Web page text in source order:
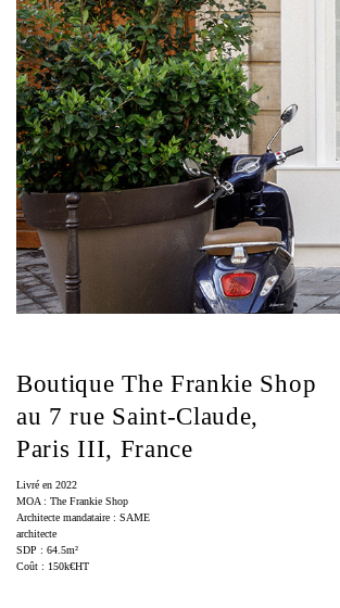
Boutique The Frankie Shop
au 7 rue Saint-Claude,
Paris III, France
Livré en 2022
MOA : The Frankie Shop
Architecte mandataire : SAME
architecte
SDP : 64.5m²
Coût : 150k€HT